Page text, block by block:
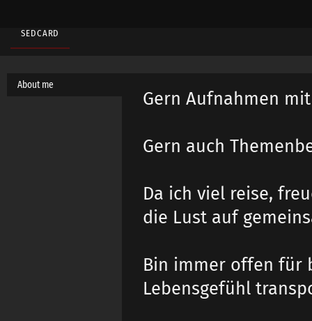
SEDCARD
About me
Gern Aufnahmen
Gern auch
Da ich viel reise,
die Lust auf
Bin immer offen für
Lebensgefühl